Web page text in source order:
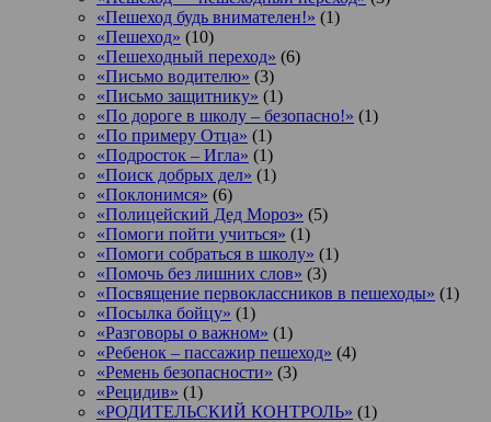
«Пешеход будь внимателен!» (1)
«Пешеход» (10)
«Пешеходный переход» (6)
«Письмо водителю» (3)
«Письмо защитнику» (1)
«По дороге в школу – безопасно!» (1)
«По примеру Отца» (1)
«Подросток ‒ Игла» (1)
«Поиск добрых дел» (1)
«Поклонимся» (6)
«Полицейский Дед Мороз» (5)
«Помоги пойти учиться» (1)
«Помоги собраться в школу» (1)
«Помочь без лишних слов» (3)
«Посвящение первоклассников в пешеходы» (1)
«Посылка бойцу» (1)
«Разговоры о важном» (1)
«Ребенок – пассажир пешеход» (4)
«Ремень безопасности» (3)
«Рецидив» (1)
«РОДИТЕЛЬСКИЙ КОНТРОЛЬ» (1)